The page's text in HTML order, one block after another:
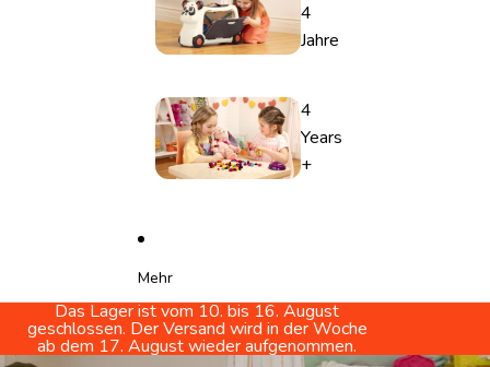
4
Jahre
4
Years
+
Mehr
Das Lager ist vom 10. bis 16. August
geschlossen. Der Versand wird in der Woche
ab dem 17. August wieder aufgenommen.